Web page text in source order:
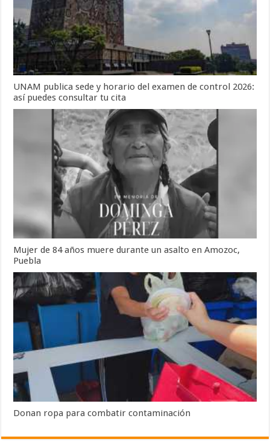
UNAM publica sede y horario del examen de control 2026:
así puedes consultar tu cita
Mujer de 84 años muere durante un asalto en Amozoc,
Puebla
Donan ropa para combatir contaminación